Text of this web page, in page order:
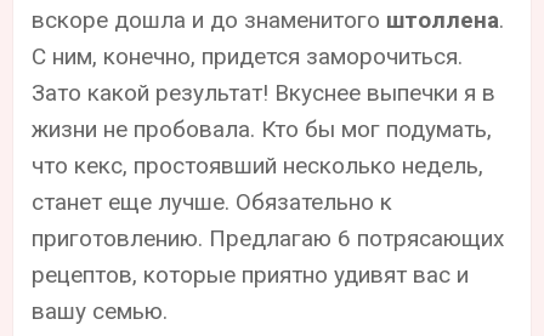
вскоре дошла и до знаменитого штоллена.
С ним, конечно, придется заморочиться.
Зато какой результат! Вкуснее выпечки я в
жизни не пробовала. Кто бы мог подумать,
что кекс, простоявший несколько недель,
станет еще лучше. Обязательно к
приготовлению. Предлагаю 6 потрясающих
рецептов, которые приятно удивят вас и
вашу семью.